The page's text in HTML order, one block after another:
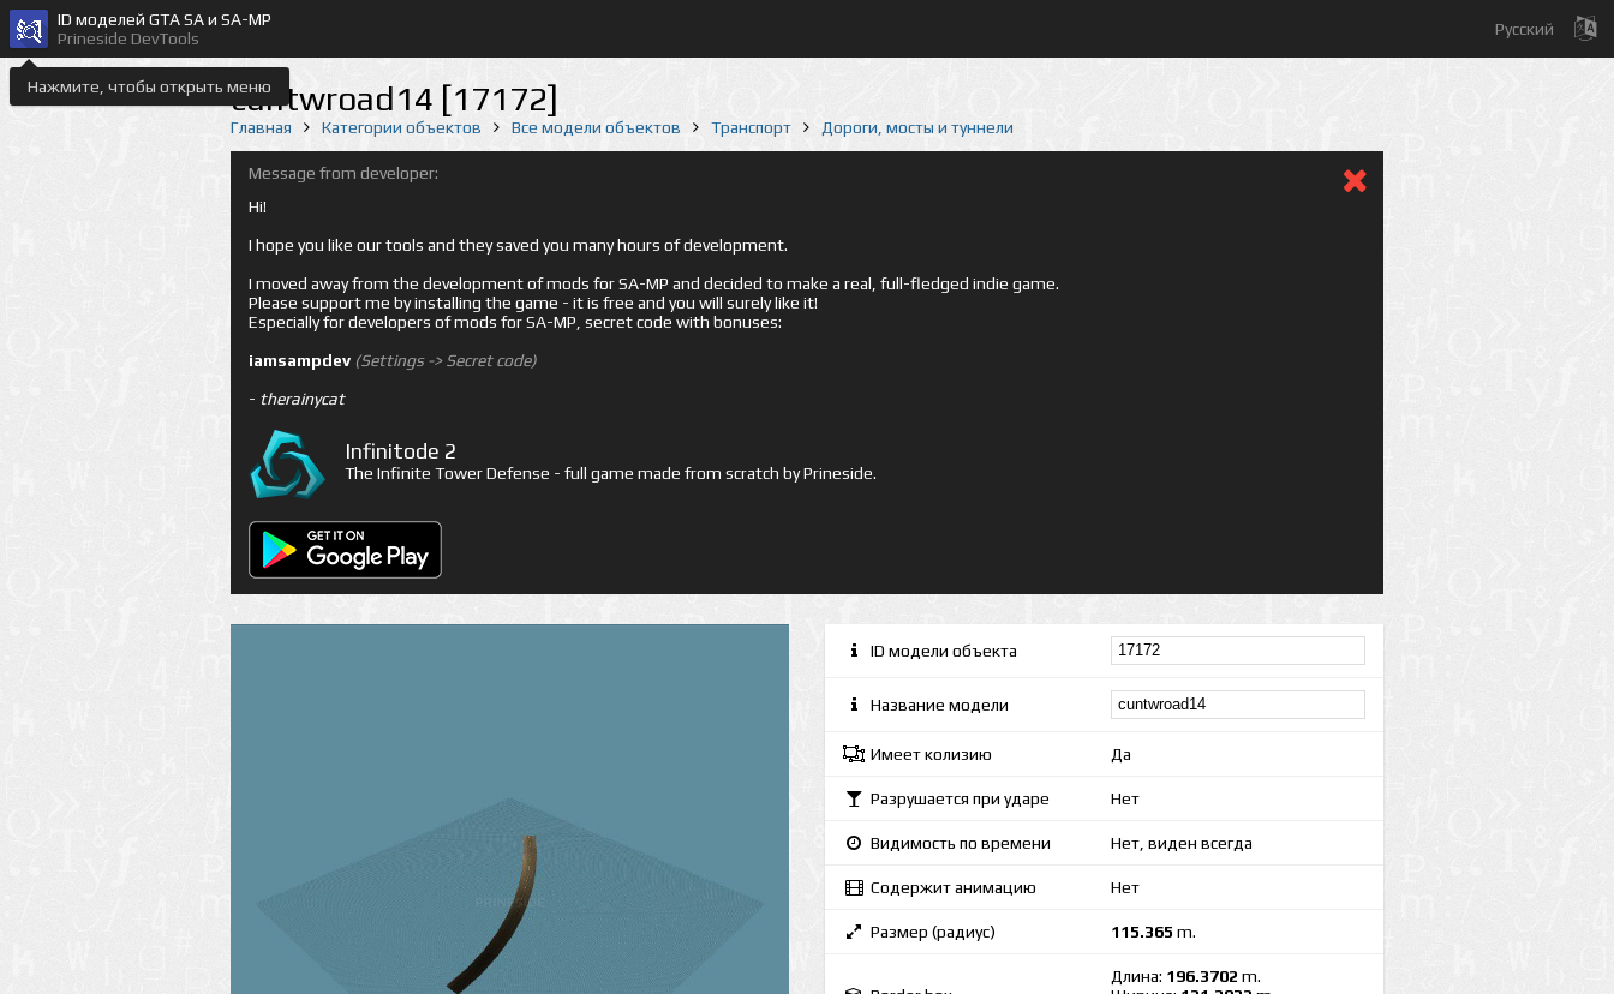
Нажмите, чтобы открыть меню
ID моделей GTA SA и SA-MP
Prineside DevTools
Русский
cuntwroad14 [17172]
Главная Категории объектов Все модели объектов Транспорт Дороги, мосты и туннели
Message from developer:
Hi!
I hope you like our tools and they saved you many hours of development.
I moved away from the development of mods for SA-MP and decided to make a real, full-fledged indie game.
Please support me by installing the game - it is free and you will surely like it!
Especially for developers of mods for SA-MP, secret code with bonuses:
iamsampdev (Settings -> Secret code)
- therainycat
Infinitode 2
The Infinite Tower Defense - full game made from scratch by Prineside.
ID модели объекта
Название модели
Имеет колизию Да
Разрушается при ударе Нет
Видимость по времени Нет, виден всегда
Содержит анимацию Нет
Размер (радиус) 115.365 m.
Длина: 196.3702 m.